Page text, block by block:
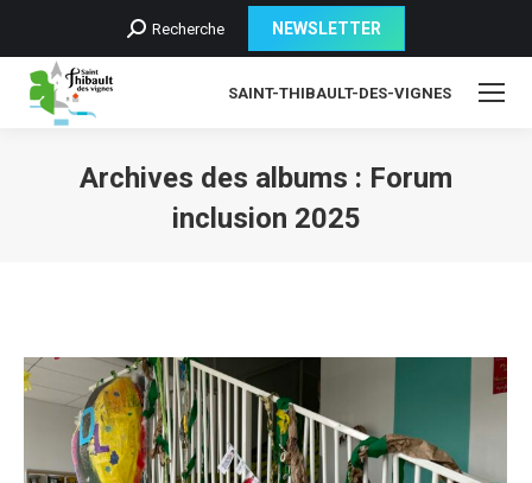
Recherche
Recherche NEWSLETTER
SAINT-THIBAULT-DES-VIGNES
Archives des albums : Forum
inclusion 2025